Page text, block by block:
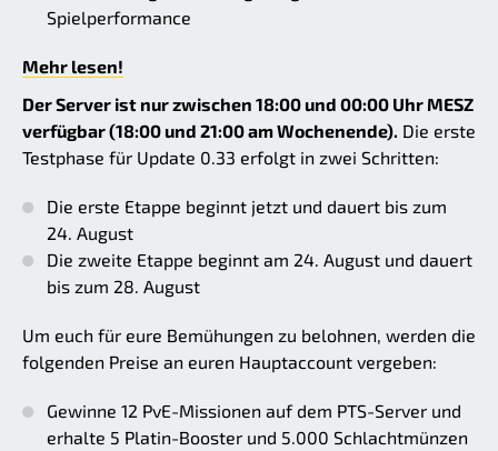
Spielperformance
Mehr lesen!
Der Server ist nur zwischen 18:00 und 00:00 Uhr MESZ
verfügbar (18:00 und 21:00 am Wochenende). Die erste
Testphase für Update 0.33 erfolgt in zwei Schritten:
Die erste Etappe beginnt jetzt und dauert bis zum
24. August
Die zweite Etappe beginnt am 24. August und dauert
bis zum 28. August
Um euch für eure Bemühungen zu belohnen, werden die
folgenden Preise an euren Hauptaccount vergeben:
Gewinne 12 PvE-Missionen auf dem PTS-Server und
erhalte 5 Platin-Booster und 5.000 Schlachtmünzen